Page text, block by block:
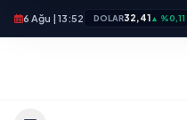
6 Ağu | 13:52 DOLAR32,41▲ %0,11